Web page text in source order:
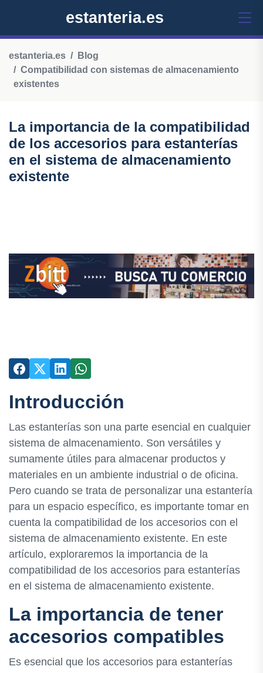
estanteria.es
estanteria.es
Blog
Compatibilidad con sistemas de almacenamiento
existentes
La importancia de la compatibilidad
de los accesorios para estanterías
en el sistema de almacenamiento
existente
Introducción
Las estanterías son una parte esencial en cualquier
sistema de almacenamiento. Son versátiles y
sumamente útiles para almacenar productos y
materiales en un ambiente industrial o de oficina.
Pero cuando se trata de personalizar una estantería
para un espacio específico, es importante tomar en
cuenta la compatibilidad de los accesorios con el
sistema de almacenamiento existente. En este
artículo, exploraremos la importancia de la
compatibilidad de los accesorios para estanterías
en el sistema de almacenamiento existente.
La importancia de tener
accesorios compatibles
Es esencial que los accesorios para estanterías